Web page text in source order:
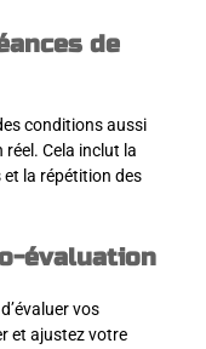
de
conditions aussi
réel. Cela inclut la
la répétition des
évaluation
vos
et ajustez votre